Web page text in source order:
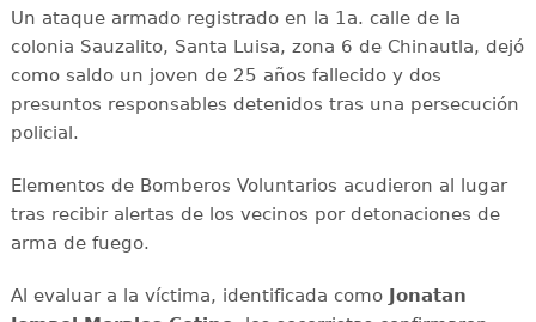
Un ataque armado registrado en la 1a. calle de la
colonia Sauzalito, Santa Luisa, zona 6 de Chinautla, dejó
como saldo un joven de 25 años fallecido y dos
presuntos responsables detenidos tras una persecución
policial.
Elementos de Bomberos Voluntarios acudieron al lugar
tras recibir alertas de los vecinos por detonaciones de
arma de fuego.
Al evaluar a la víctima, identificada como Jonatan